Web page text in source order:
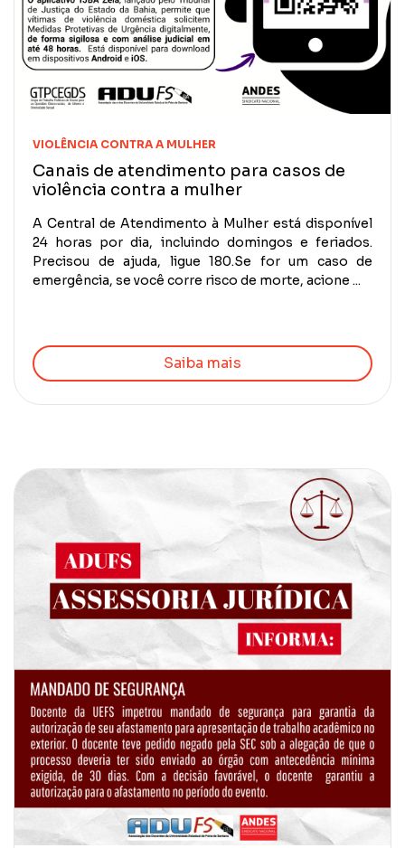
VIOLÊNCIA CONTRA A MULHER
Canais de atendimento para casos de
violência contra a mulher
A Central de Atendimento à Mulher está disponível
24 horas por dia, incluindo domingos e feriados.
Precisou de ajuda, ligue 180.Se for um caso de
emergência, se você corre risco de morte, acione ...
Saiba mais